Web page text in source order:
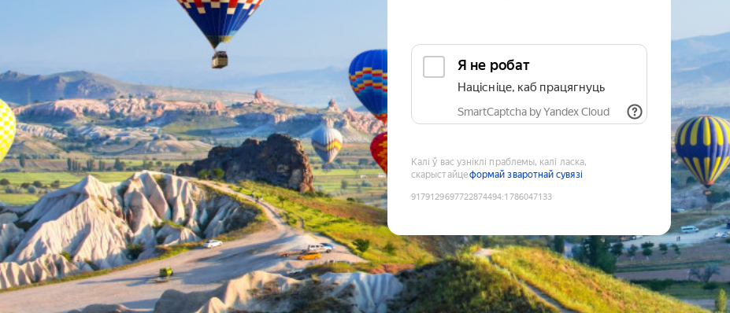
Я не робат
Націсніце, каб працягнуць
SmartCaptcha by Yandex Cloud
Калі ў вас узніклі праблемы, калі ласка,
скарыстайцеформай зваротнай сувязі
9179129697722874494:1786047133